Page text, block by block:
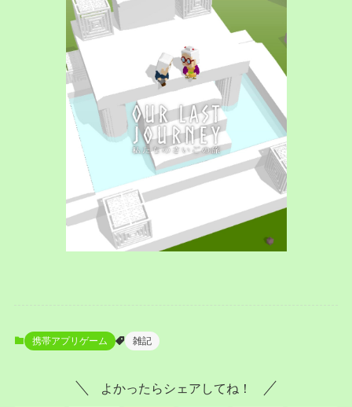
携帯アプリゲーム 雑記
よかったらシェアしてね！